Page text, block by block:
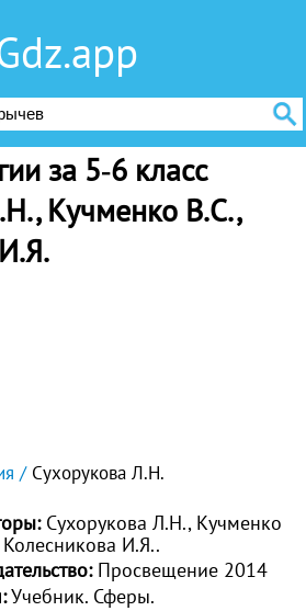
за 5‐6 класс
Кучменко В.С.,
Сухорукова Л.Н.
Сухорукова Л.Н., Кучменко
И.Я..
Просвещение 2014
Учебник. Сферы.